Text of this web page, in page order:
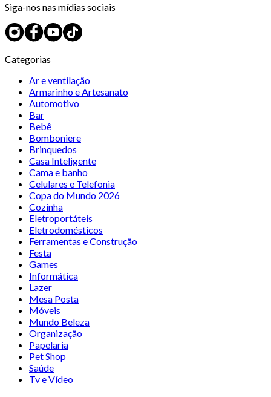
Siga-nos nas mídias sociais
Categorias
Ar e ventilação
Armarinho e Artesanato
Automotivo
Bar
Bebê
Bomboniere
Brinquedos
Casa Inteligente
Cama e banho
Celulares e Telefonia
Copa do Mundo 2026
Cozinha
Eletroportáteis
Eletrodomésticos
Ferramentas e Construção
Festa
Games
Informática
Lazer
Mesa Posta
Móveis
Mundo Beleza
Organização
Papelaria
Pet Shop
Saúde
Tv e Vídeo